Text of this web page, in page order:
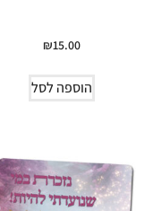
₪15.00
הוספה לסל